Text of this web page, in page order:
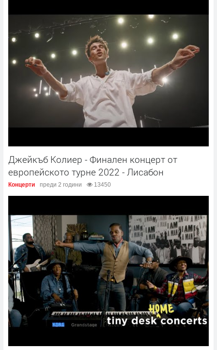
Джейкъб Колиер - Финалeн концерт от
европейското турне 2022 - Лисабон
Концерти преди 2 години 13450